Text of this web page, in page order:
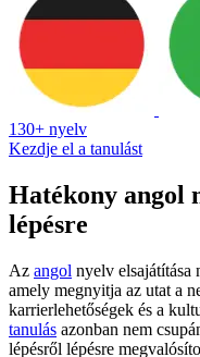
130+ nyelv
Kezdje el a tanulást
Hatékony angol
lépésre
Az angol nyelv elsajátítása
amely megnyitja az utat a
karrierlehetőségek és a
tanulás azonban nem
lépésről lépésre